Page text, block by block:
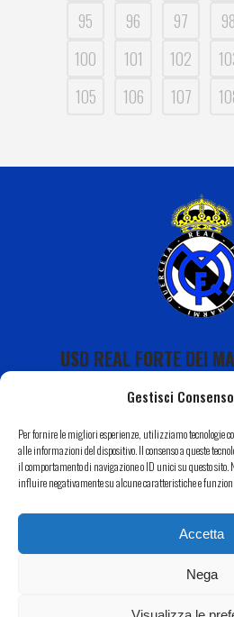
Gestisci
Per fornire le migliori esperienze, utilizziamo tecnologie
alle informazioni del dispositivo. Il consenso a queste
il comportamento di navigazione o ID unici su questo sito.
influire negativamente su alcune caratteristiche e
Accetta
Nega
95
96 97 98
100
101 102
105
106 107
USD REAL FORTE DEI
Calendario
Il Nostro
Informativa Privacy–Cookie